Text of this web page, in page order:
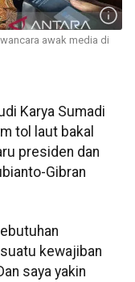
awak media di
Karya Sumadi
tol laut bakal
presiden dan
Gibran
kewajiban
saya yakin